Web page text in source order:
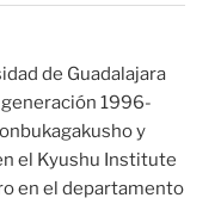
de Guadalajara
1996-
y
el Kyushu Institute
en el departamento